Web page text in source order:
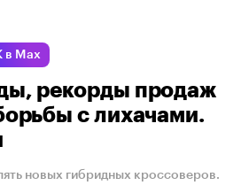
в Max
рекорды продаж
с лихачами.
новых гибридных кроссоверов.